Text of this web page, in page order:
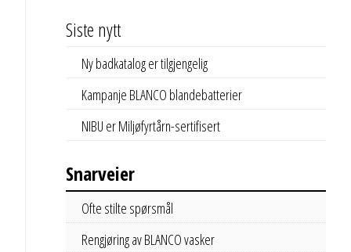
Siste nytt
Ny badkatalog er tilgjengelig
Kampanje BLANCO blandebatterier
NIBU er Miljøfyrtårn-sertifisert
Snarveier
Ofte stilte spørsmål
Rengjøring av BLANCO vasker